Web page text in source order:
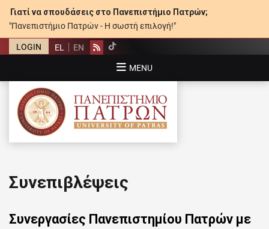
Γιατί να σπουδάσεις στο Πανεπιστήμιο Πατρών;
"Πανεπιστήμιο Πατρών - Η σωστή επιλογή!"
LOGIN EL EN Rss
MENU
ΠΑΝΕΠΙΣΤΉΜΙΟ ΠΑΤΡΏΝ
Συνεπιβλέψεις
Συνεργασίες Πανεπιστημίου Πατρών με